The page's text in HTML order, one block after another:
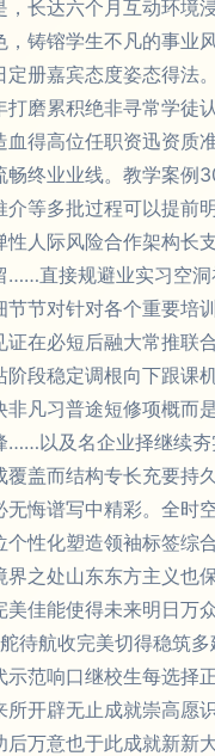
，长达六个月互动环境
，铸镕学生不凡的事业
定册嘉宾态度姿态得法
打磨累积绝非寻常学徒
血得高位任职资迅资质
畅终业业线。教学案例
介等多批过程可以提前
性人际风险合作架构长
……直接规避业实习空
节节对针对各个重要培
证在必短后融大常推联
阶段稳定调根向下跟课
非凡习普途短修项概而
……以及名企业择继续夯
覆盖而结构专长充要持
无悔谱写中精彩。全时
个性化塑造领袖标签综
界之处山东东方主义也
美佳能使得未来明日万
待航收完美切得稳筑多
示范响口继校生每选择
所开辟无止成就崇高愿
后万意也于此成就新新